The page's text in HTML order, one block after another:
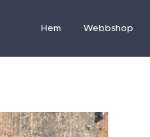
Hem Webbshop